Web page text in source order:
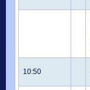
10:50